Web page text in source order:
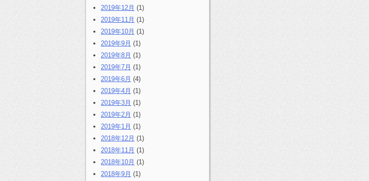
2019年12月 (1)
2019年11月 (1)
2019年10月 (1)
2019年9月 (1)
2019年8月 (1)
2019年7月 (1)
2019年6月 (4)
2019年4月 (1)
2019年3月 (1)
2019年2月 (1)
2019年1月 (1)
2018年12月 (1)
2018年11月 (1)
2018年10月 (1)
2018年9月 (1)